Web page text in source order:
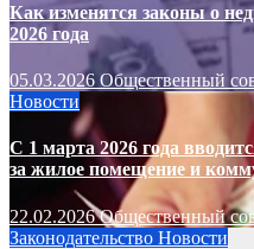
Как изменятся законы о
2026 года
05.03.2026 Общественный
Новости
С 1 марта 2026 года
за жилое помещение и
22.02.2026Общественный
Законодательство Новости